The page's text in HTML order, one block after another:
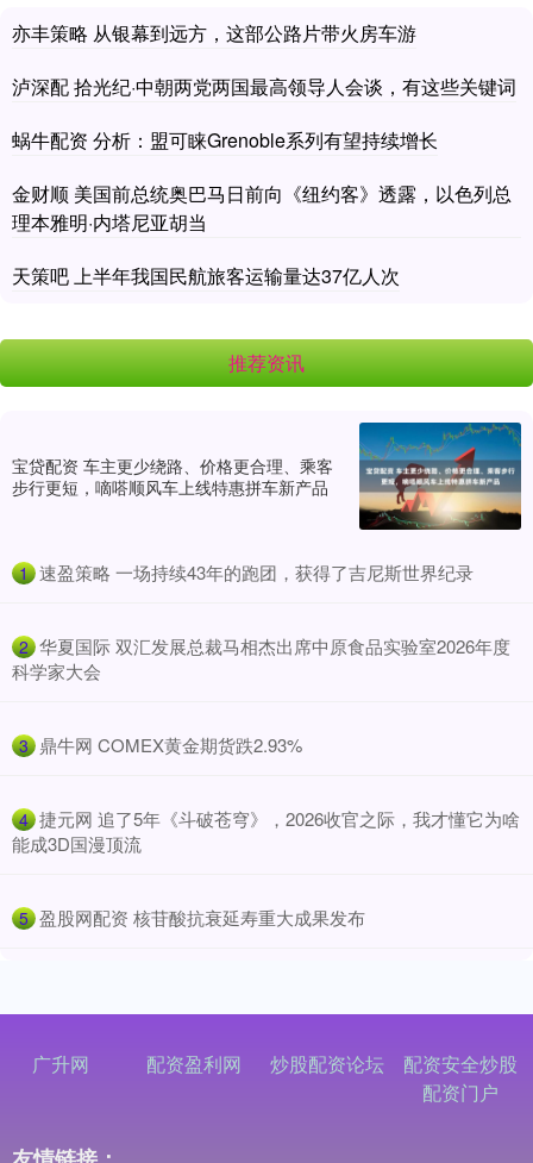
亦丰策略 从银幕到远方，这部公路片带火房车游
泸深配 拾光纪·中朝两党两国最高领导人会谈，有这些关键词
蜗牛配资 分析：盟可睐Grenoble系列有望持续增长
金财顺 美国前总统奥巴马日前向《纽约客》透露，以色列总
理本雅明·内塔尼亚胡当
天策吧 上半年我国民航旅客运输量达37亿人次
推荐资讯
宝贷配资 车主更少绕路、价格更合理、乘客
步行更短，嘀嗒顺风车上线特惠拼车新产品
1 ​速盈策略 一场持续43年的跑团，获得了吉尼斯世界纪录
2 ​华夏国际 双汇发展总裁马相杰出席中原食品实验室2026年度
科学家大会
3 ​鼎牛网 COMEX黄金期货跌2.93%
4 ​捷元网 追了5年《斗破苍穹》，2026收官之际，我才懂它为啥
能成3D国漫顶流
5 ​盈股网配资 核苷酸抗衰延寿重大成果发布
广升网 配资盈利网 炒股配资论坛
配资安全炒股
配资门户